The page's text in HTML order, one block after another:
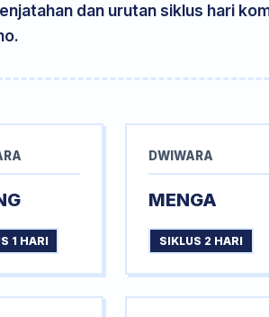
dan urutan siklus hari
1 HARI
DWIWARA
MENGA
SIKLUS 2 HARI